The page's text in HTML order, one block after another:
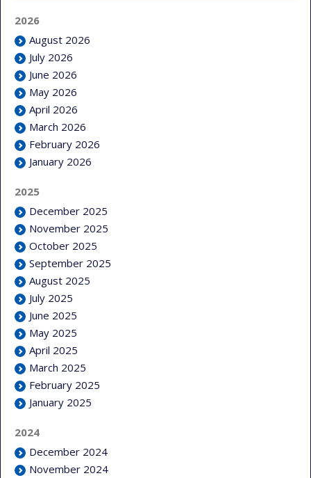
2026
August 2026
July 2026
June 2026
May 2026
April 2026
March 2026
February 2026
January 2026
2025
December 2025
November 2025
October 2025
September 2025
August 2025
July 2025
June 2025
May 2025
April 2025
March 2025
February 2025
January 2025
2024
December 2024
November 2024